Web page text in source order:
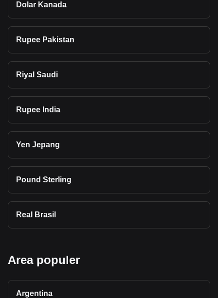
Dolar Kanada
Rupee Pakistan
Riyal Saudi
Rupee India
Yen Jepang
Pound Sterling
Real Brasil
Area populer
Argentina